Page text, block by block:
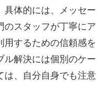
具体的には、メッセー
のスタッフが丁寧にア
用するための信頼感を
ル解決には個別のケー
は、自分自身でも注意